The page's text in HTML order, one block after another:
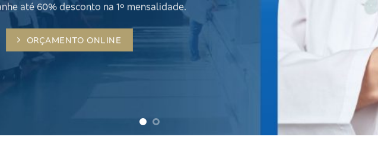
até 60% desconto na 1º mensalidade.
ORÇAMENTO ONLINE